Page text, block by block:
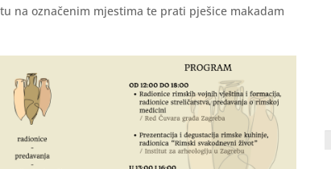
na označenim mjestima te prati pješice makadam